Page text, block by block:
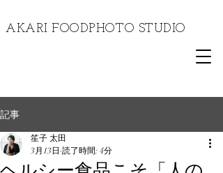
​AKARI FOODPHOTO STUDIO
記事
笙子 太田
3月13日 読了時間: 4分